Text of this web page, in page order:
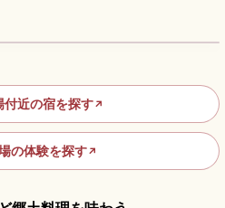
付近の宿を探す↗
の体験を探す↗